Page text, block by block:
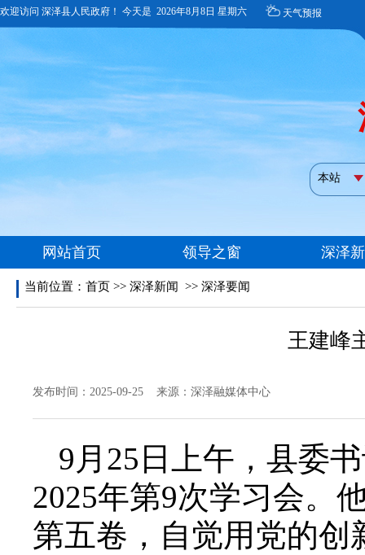
当前位置： 首页 >> 深泽新闻 >> 深泽要闻
王建峰
发布时间：2025-09-25 来源：深泽融媒体中心
9月25日上午，县委
2025年第9次学习会。
第五卷，自觉用党的创